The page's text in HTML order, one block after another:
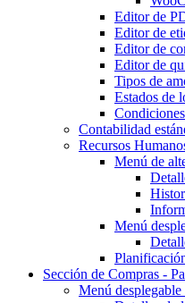
Editor de
Editor de
Editor de
Editor de
Tipos de
Estados de
Contabilidad
Recursos
Menú de
Menú
Sección de Compras -
Menú desplegable